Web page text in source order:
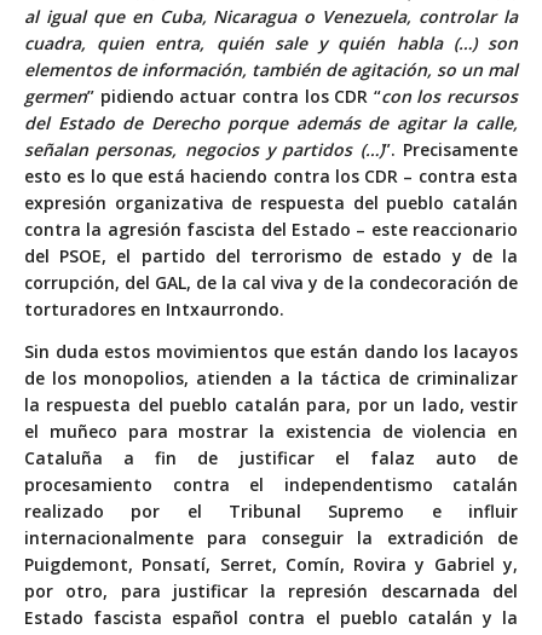
al igual que en Cuba, Nicaragua o Venezuela, controlar la
cuadra, quien entra, quién sale y quién habla (…) son
elementos de información, también de agitación, so un mal
germen” pidiendo actuar contra los CDR “con los recursos
del Estado de Derecho porque además de agitar la calle,
señalan personas, negocios y partidos (…)”. Precisamente
esto es lo que está haciendo contra los CDR – contra esta
expresión organizativa de respuesta del pueblo catalán
contra la agresión fascista del Estado – este reaccionario
del PSOE, el partido del terrorismo de estado y de la
corrupción, del GAL, de la cal viva y de la condecoración de
torturadores en Intxaurrondo.
Sin duda estos movimientos que están dando los lacayos
de los monopolios, atienden a la táctica de criminalizar
la respuesta del pueblo catalán para, por un lado, vestir
el muñeco para mostrar la existencia de violencia en
Cataluña a fin de justificar el falaz auto de
procesamiento contra el independentismo catalán
realizado por el Tribunal Supremo e influir
internacionalmente para conseguir la extradición de
Puigdemont, Ponsatí, Serret, Comín, Rovira y Gabriel y,
por otro, para justificar la represión descarnada del
Estado fascista español contra el pueblo catalán y la